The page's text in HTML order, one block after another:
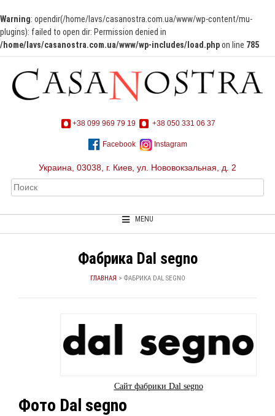
Warning: opendir(/home/lavs/casanostra.com.ua/www/wp-content/mu-
plugins): failed to open dir: Permission denied in
/home/lavs/casanostra.com.ua/www/wp-includes/load.phpon line 785
+38 099 969 79 19 +38 050 331 06 37
Facebook Instagram
Украина, 03038, г. Киев, ул. Нововокзальная, д. 2
MENU
Фабрика Dal segno
ГЛАВНАЯ > ФАБРИКА DAL SEGNO
Сайт фабрики Dal segno
Фото Dal segno